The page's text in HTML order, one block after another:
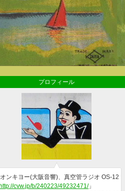
プロフィール
オンキヨー(大阪音響)、真空管ラジオ OS-12
http://cvw.jp/b/240223/49232471/」